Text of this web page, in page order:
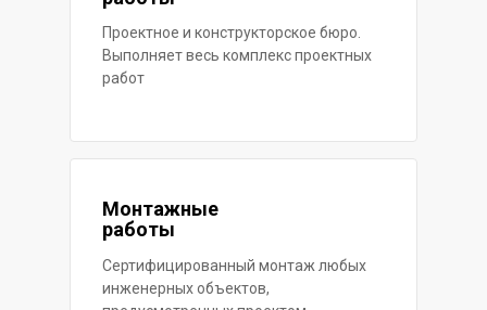
Проектное и конструкторское бюро.
Выполняет весь комплекс проектных
работ
Сертифицированный монтаж любых
инженерных объектов,
Монтажные
работы